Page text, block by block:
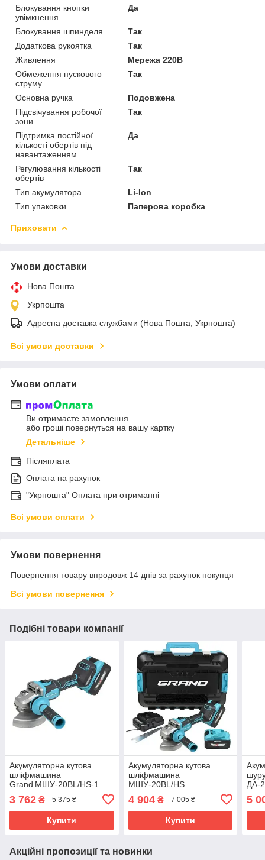
Блокування кнопки
увімкнення
Да
Блокування шпинделя
Так
Додаткова рукоятка
Так
Живлення
Мережа 220В
Обмеження пускового
струму
Так
Основна ручка
Подовжена
Підсвічування робочої
зони
Так
Підтримка постійної
кількості обертів під
навантаженням
Да
Регулювання кількості
обертів
Так
Тип акумулятора
Li-Ion
Тип упаковки
Паперова коробка
Приховати
Умови доставки
Нова Пошта
Укрпошта
Адресна доставка службами (Нова Пошта, Укрпошта)
Всі умови доставки
Умови оплати
Ви отримаєте замовлення
або гроші повернуться на вашу картку
Детальніше
Післяплата
Оплата на рахунок
"Укрпошта" Оплата при отриманні
Всі умови оплати
Умови повернення
Повернення товару впродовж 14 днів за рахунок покупця
Всі умови повернення
Подібні товари компанії
Акумуляторна кутова
шліфмашина
Grand МШУ‑20BL/HS‑1
(BRUSHLESS) | ORIGINAL
3 762 ₴ 5 375 ₴
Купити
Акумуляторна кутова
шліфмашина
МШУ-20BL/HS
(BRUSHLESS) | ORIGINAL
4 904₴ 7 005 ₴
Купити
ДА-
5
Акційні пропозиції та новинки